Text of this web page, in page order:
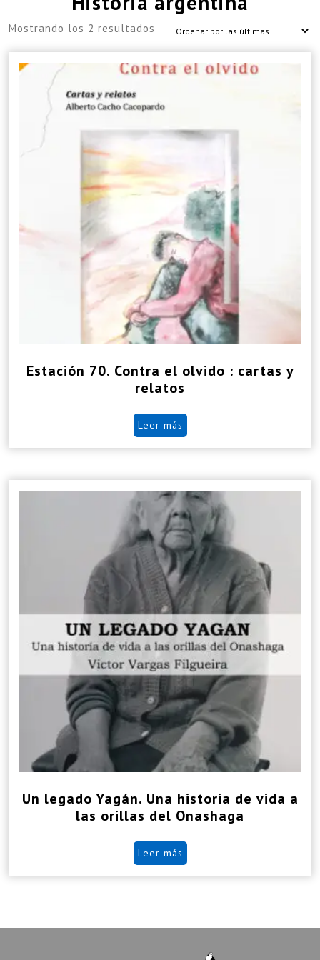
Mostrando los 2 resultados Sorted
Estación 70. Contra el olvido : cartas y
relatos
Leer más
Un legado Yagán. Una historia de vida a
las orillas del Onashaga
Leer más